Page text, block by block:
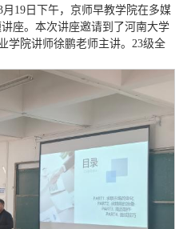
19日下午，京师早教学院在多媒
座。本次讲座邀请到了河南大学
学院讲师徐鹏老师主讲。23级全